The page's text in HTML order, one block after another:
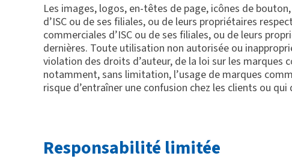
Les images, logos, en-têtes de page, icônes de
d’ISC ou de ses filiales, ou de leurs propriétaires
commerciales d’ISC ou de ses filiales, ou de leurs
dernières. Toute utilisation non autorisée ou
violation des droits d’auteur, de la loi sur les
notamment, sans limitation, l’usage de marques
risque d’entraîner une confusion chez les clients ou
Responsabilité limitée